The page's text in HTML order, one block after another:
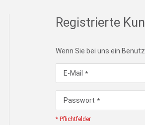
Registrierte
Wenn Sie bei uns ein
E-Mail
Passwort
* Pflichtfelder